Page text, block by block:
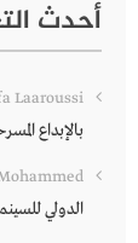
أحدث
Laaroussi
بالإبداع
الدولي